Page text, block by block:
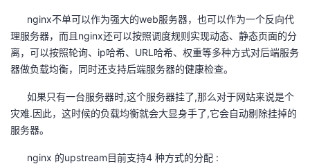
nginx不单可以作为强大的web服务器，也可以作为一个反向代
理服务器，而且nginx还可以按照调度规则实现动态、静态页面的分
离，可以按照轮询、ip哈希、URL哈希、权重等多种方式对后端服务
器做负载均衡，同时还支持后端服务器的健康检查。
如果只有一台服务器时,这个服务器挂了,那么对于网站来说是个
灾难.因此，这时候的负载均衡就会大显身手了,它会自动剔除挂掉的
服务器。
nginx 的upstream目前支持4 种方式的分配 :